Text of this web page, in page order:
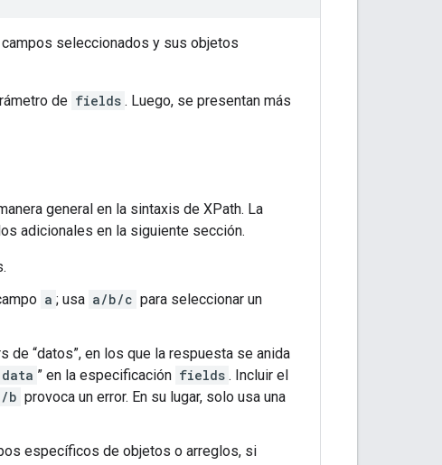
campos seleccionados y sus objetos
de fields . Luego, se presentan más
general en la sintaxis de XPath. La
adicionales en la siguiente sección.
a ; usa a/b/c para seleccionar un
de “datos”, en los que la respuesta se anida
data ” en la especificación fields . Incluir el
b provoca un error. En su lugar, solo usa una
específicos de objetos o arreglos, si